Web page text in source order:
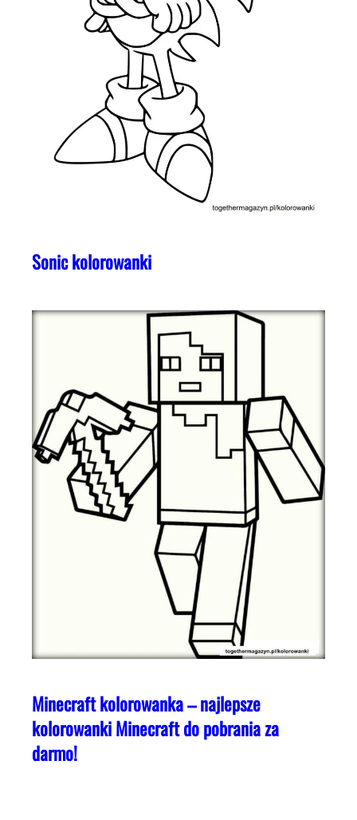
Sonic kolorowanki
Minecraft kolorowanka – najlepsze
kolorowanki Minecraft do pobrania za
darmo!